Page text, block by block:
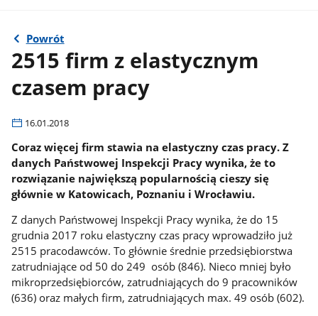
Powrót
2515 firm z elastycznym
czasem pracy
16.01.2018
Coraz więcej firm stawia na elastyczny czas pracy. Z
danych Państwowej Inspekcji Pracy wynika, że to
rozwiązanie największą popularnością cieszy się
głównie w Katowicach, Poznaniu i Wrocławiu.
Z danych Państwowej Inspekcji Pracy wynika, że do 15
grudnia 2017 roku elastyczny czas pracy wprowadziło już
2515 pracodawców. To głównie średnie przedsiębiorstwa
zatrudniające od 50 do 249 osób (846). Nieco mniej było
mikroprzedsiębiorców, zatrudniających do 9 pracowników
(636) oraz małych firm, zatrudniających max. 49 osób (602).